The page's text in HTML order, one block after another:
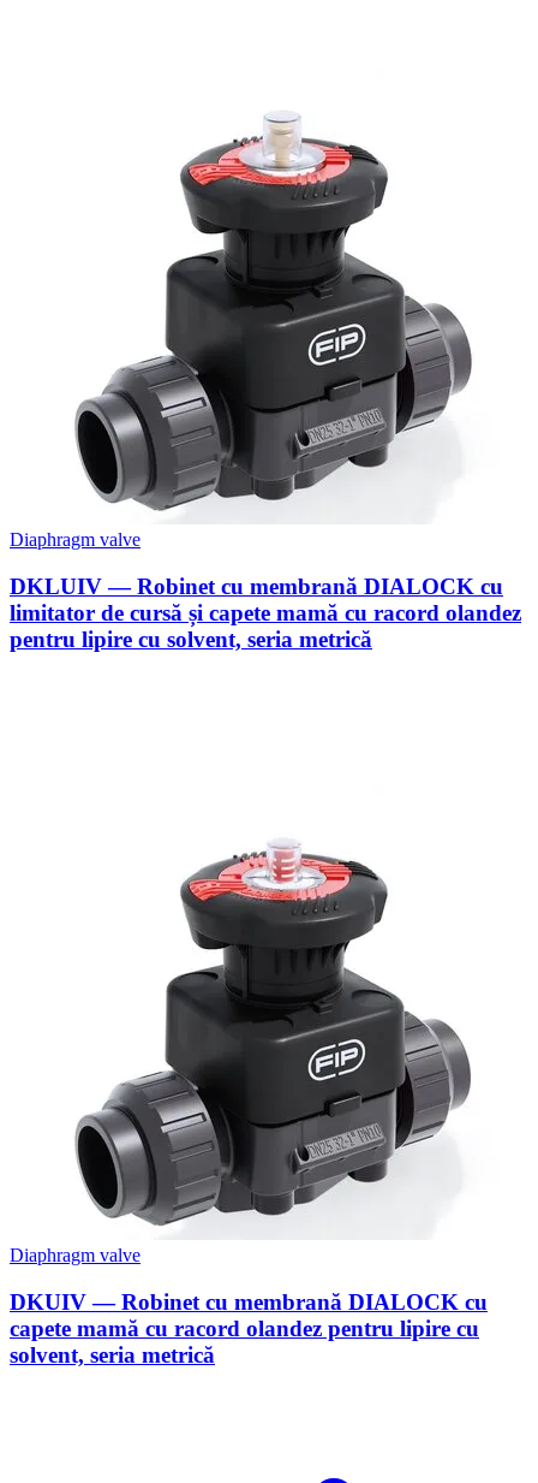
Diaphragm valve
DKLUIV — Robinet cu membrană DIALOCK cu
limitator de cursă și capete mamă cu racord olandez
pentru lipire cu solvent, seria metrică
Diaphragm valve
DKUIV — Robinet cu membrană DIALOCK cu
capete mamă cu racord olandez pentru lipire cu
solvent, seria metrică